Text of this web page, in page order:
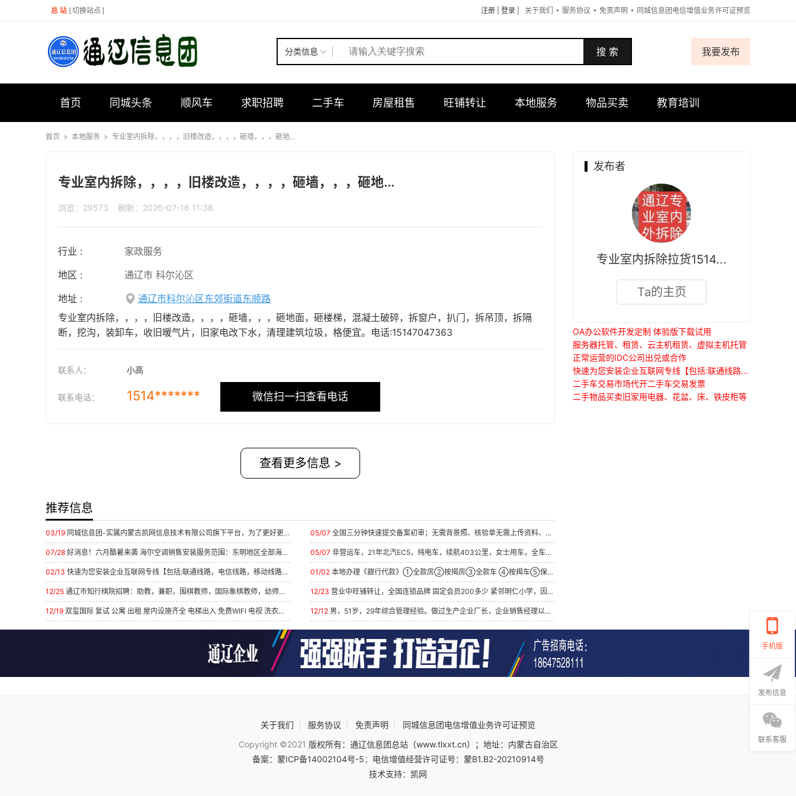
总 站 [切换站点 ] 注册 登录 关于我们 服务协议 免责声明 同城信息团电信增值业务许可证预览
分类信息 搜 索 我要发布
首页 同城头条 顺风车 求职招聘 二手车 房屋租售 旺铺转让 本地服务 物品买卖 教育培训
首页 > 本地服务 > 专业室内拆除，，，，旧楼改造，，，，砸墙，，，砸地...
专业室内拆除，，，，旧楼改造，，，，砸墙，，，砸地...
浏览：29573 刷新：2026-07-16 11:38
行业 :
家政服务
地区 :
通辽市 科尔沁区
地址 :
通辽市科尔沁区东郊街道东顺路
专业室内拆除，，，，旧楼改造，，，，砸墙，，，砸地面，砸楼梯，混凝土破碎，拆窗户，扒门，拆吊顶，拆隔
断，挖沟，装卸车，收旧暖气片，旧家电改下水，清理建筑垃圾，格便宜。电话:15147047363
联系人： 小高
联系电话： 1514******* 微信扫一扫查看电话
查看更多信息 >
推荐信息
03/19 同城信息团-实属内蒙古凯网信息技术有限公司旗下平台，为了更好更完美的为... 05/07 全国三分钟快速提交备案初审；无需背景照、核验单无需上传资料、全程电子核...
07/28 好消息！六月酷暑来袭 海尔空调销售安装服务范围：东明地区全部海尔正规品... 05/07 非营运车，21年北汽EC5，纯电车，续航403公里，女士用车，全车原漆包括前后...
02/13 快速为您安装企业互联网专线【包括:联通线路，电信线路，移动线路】10M起至... 01/02 本地办理《銀行代款》①全款房②按揭房③全款车 ④按揭车⑤保险单⑥...
12/25 通辽市知行棋院招聘：助教，兼职，围棋教师，国际象棋教师，幼师，要求：积... 12/23 营业中旺铺转让，全国连锁品牌 固定会员200多少 紧邻明仁小学，因本人身体...
12/19 双玺国际 复试 公寓 出租 屋内设施齐全 电梯出入 免费WIFI 电视 洗衣机 ... 12/12 男，51岁，29年综合管理经验。做过生产企业厂长，企业销售经理以及区域总监...
发布者
专业室内拆除拉货1514...
Ta的主页
OA办公软件开发定制 体验版下载试用
服务器托管、租赁、云主机租赁、虚拟主机托管
正常运营的IDC公司出兑或合作
快速为您安装企业互联网专线【包括:联通线路...
二手车交易市场代开二手车交易发票
二手物品买卖旧家用电器、花盆、床、铁皮柜等
关于我们 服务协议 免责声明
同城信息团电信增值业务许可证预览
Copyright ©2021 版权所有：通辽信息团总站（www.tlxxt.cn）；地址：内蒙古自治区
备案：蒙ICP备14002104号-5； 电信增值经营许可证号：蒙B1.B2-20210914号
技术支持：凯网
手机版
发布信息
联系客服